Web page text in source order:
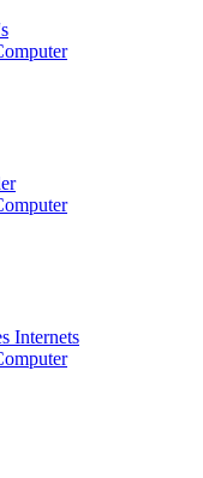
Internets